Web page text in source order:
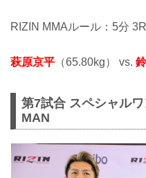
RIZIN MMAルール：5分
萩原京平 （65.80kg） vs.
第7試合 スペシャル
MAN